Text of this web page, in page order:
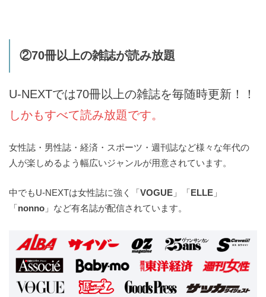
②70冊以上の雑誌が読み放題
U-NEXTでは70冊以上の雑誌を毎随時更新！！
しかもすべて読み放題です。
女性誌・男性誌・経済・スポーツ・週刊誌など様々な年代の
人が楽しめるよう幅広いジャンルが用意されています。
中でもU-NEXTは女性誌に強く「VOGUE 」「ELLE 」
「nonno 」など有名誌が配信されています。